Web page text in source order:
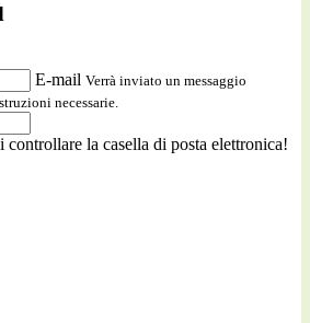
E-mail Verrà inviato un messaggio
necessarie.
la casella di posta elettronica!